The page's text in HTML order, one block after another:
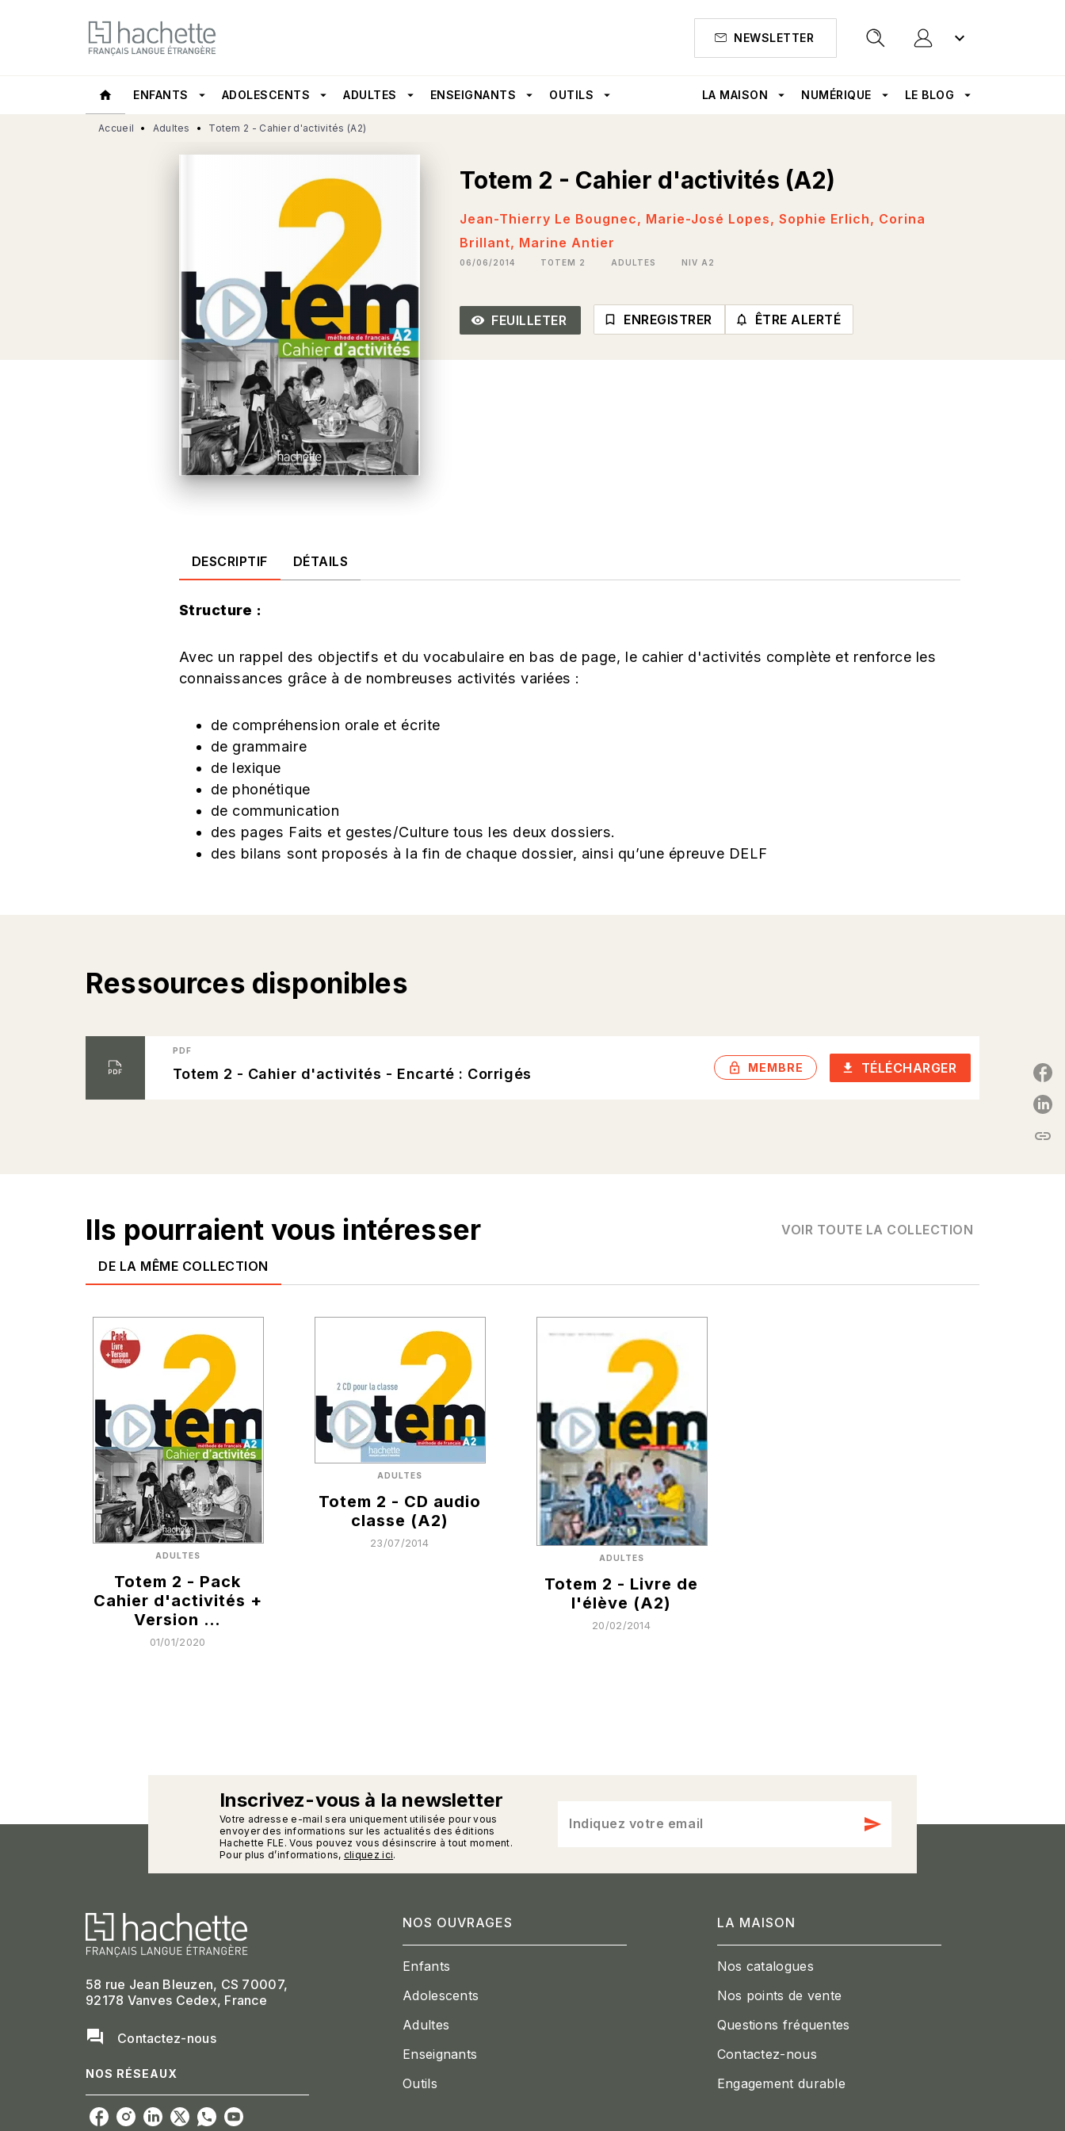
MENU RECHERCHE
NEWSLETTER keyboard_arrow_down
home ENFANTS arrow_drop_down ADOLESCENTS arrow_drop_down ADULTES arrow_drop_down ENSEIGNANTS arrow_drop_down OUTILS arrow_drop_down LA MAISON arrow_drop_down NUMÉRIQUE arrow_drop_down LE BLOG arrow_drop_down
Accueil • Adultes • Totem 2 - Cahier d'activités (A2)
Totem 2 - Cahier d'activités (A2)
Jean-Thierry Le Bougnec, Marie-José Lopes,Sophie Erlich, Corina
Brillant, Marine Antier
06/06/2014 TOTEM 2 ADULTES NIV A2
remove_red_eye_outlined
FEUILLETER bookmark_border ENREGISTRER notifications_none_outlined
ÊTRE ALERTÉ
DESCRIPTIF DÉTAILS
Structure :
Avec un rappel des objectifs et du vocabulaire en bas de page, le cahier d'activités complète et renforce les
connaissances grâce à de nombreuses activités variées :
de compréhension orale et écrite
de grammaire
de lexique
de phonétique
de communication
des pages Faits et gestes/Culture tous les deux dossiers.
des bilans sont proposés à la fin de chaque dossier, ainsi qu’une épreuve DELF
Ressources disponibles
PDF
Totem 2 - Cahier d'activités - Encarté : Corrigés lock_outlinedMEMBRE download TÉLÉCHARGER
Ils pourraient vous intéresser VOIR TOUTE LA COLLECTION
DE LA MÊME COLLECTION
ADULTES
Totem 2 - Pack
Cahier d'activités +
Version …
01/01/2020
ADULTES
Totem 2 - CD audio
classe (A2)
23/07/2014
ADULTES
Totem 2 - Livre de
l'élève (A2)
20/02/2014
link
calmann_enveloppe
Inscrivez-vous à la newsletter
Votre adresse e-mail sera uniquement utilisée pour vous
envoyer des informations sur les actualités des éditions
Hachette FLE. Vous pouvez vous désinscrire à tout moment.
Pour plus d’informations, cliquez ici.
Indiquez votre email send
58 rue Jean Bleuzen, CS 70007,
92178 Vanves Cedex, France
question_answer Contactez-nous
NOS RÉSEAUX
NOS OUVRAGES
Enfants
Adolescents
Adultes
Enseignants
Outils
LA MAISON
Nos catalogues
Nos points de vente
Questions fréquentes
Contactez-nous
Engagement durable